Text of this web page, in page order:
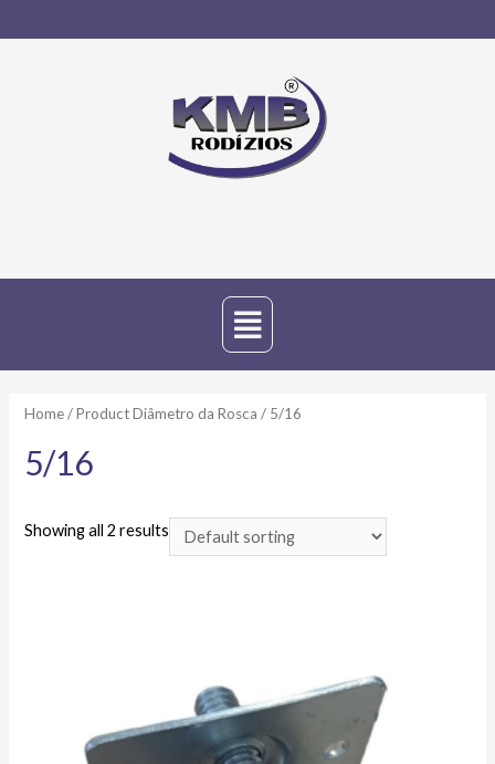
Home/ Product Diâmetro da Rosca / 5/16
5/16
Showing all 2 results